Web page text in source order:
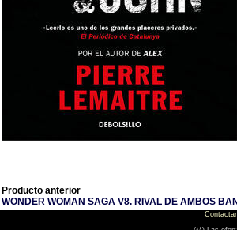
Producto anterior
WONDER WOMAN SAGA V8. RIVAL DE AMBOS
Contactar